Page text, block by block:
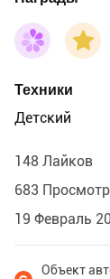
Техники
Детский
148 Лайков
683
19 Февраль
Объект